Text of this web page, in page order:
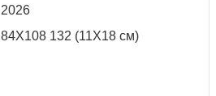
2026
84Х108 132 (11Х18 см)